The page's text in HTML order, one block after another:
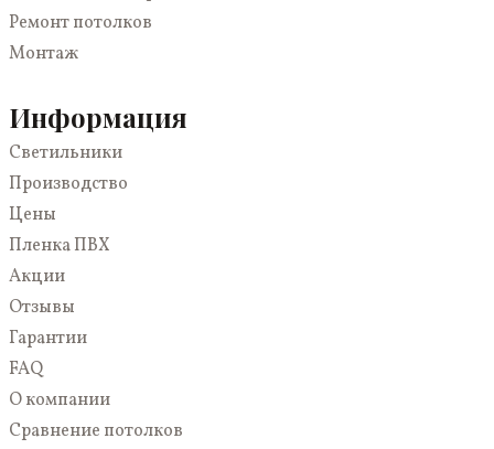
Для коттеджа
На кухню
В коридор
Многоуровневые
Парящие
Ремонт потолков
Монтаж
Информация
Светильники
Производство
Цены
Пленка ПВХ
Акции
Отзывы
Гарантии
FAQ
О компании
Сравнение потолков